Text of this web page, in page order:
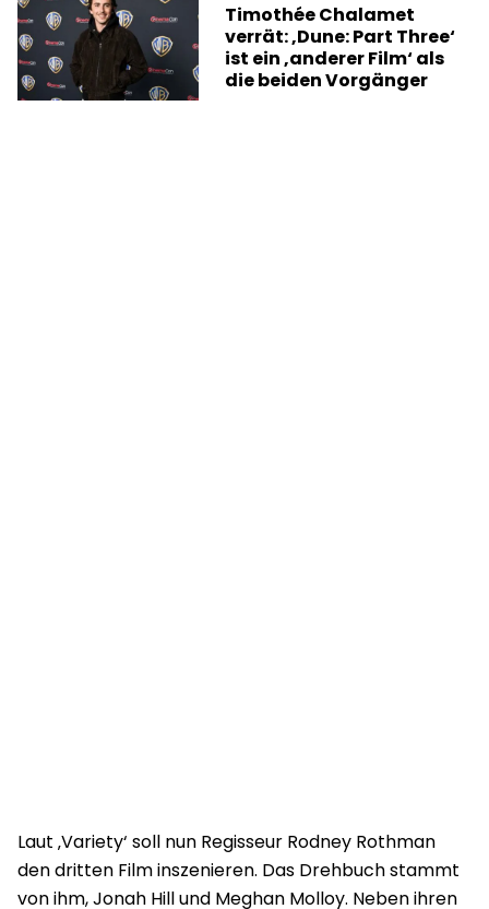
Timothée Chalamet
verrät: ‚Dune: Part Three‘
ist ein ‚anderer Film‘ als
die beiden Vorgänger
Laut ‚Variety‘ soll nun Regisseur Rodney Rothman
den dritten Film inszenieren. Das Drehbuch stammt
von ihm, Jonah Hill und Meghan Molloy. Neben ihren